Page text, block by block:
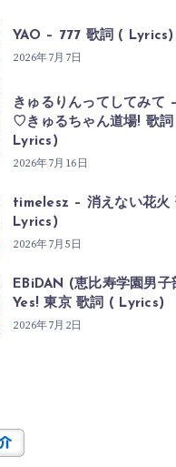
YAO – 777 歌詞 ( Lyrics)
2026年7月7日
きゅるりんってしてみて
♡きゅるちゃん道場! 歌
Lyrics)
2026年7月16日
timelesz – 消えない花火
Lyrics)
2026年7月5日
EBiDAN (恵比寿学園男子
Yes! 東京 歌詞 ( Lyrics)
2026年7月2日